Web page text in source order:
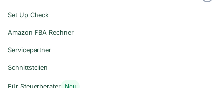
Set Up Check
Amazon FBA Rechner
Servicepartner
Schnittstellen
Für Steuerberater